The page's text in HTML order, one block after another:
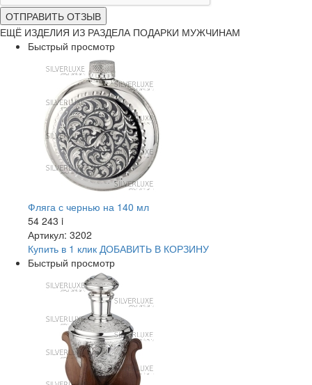
ОТПРАВИТЬ ОТЗЫВ
ЕЩЁ ИЗДЕЛИЯ ИЗ РАЗДЕЛА ПОДАРКИ МУЖЧИНАМ
Быстрый просмотр
Фляга с чернью на 140 мл
54 243 i
Артикул: 3202
Купить в 1 клик ДОБАВИТЬ В КОРЗИНУ
Быстрый просмотр